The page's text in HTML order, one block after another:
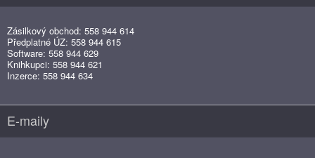
Zásilkový obchod: 558 944 614
Předplatné ÚZ: 558 944 615
Software: 558 944 629
Knihkupci: 558 944 621
Inzerce: 558 944 634
E-maily